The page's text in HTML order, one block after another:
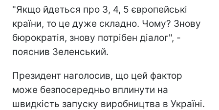
"Якщо йдеться про 3, 4, 5 європейські
країни, то це дуже складно. Чому? Знову
бюрократія, знову потрібен діалог", -
пояснив Зеленський.
Президент наголосив, що цей фактор
може безпосередньо вплинути на
швидкість запуску виробництва в Україні.